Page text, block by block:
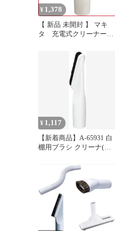
¥ 1,378
【 新品 未開封 】 マキ
タ 充電式クリーナー用
37471 未使用 送料無料
¥ 1,117
【新着商品】A-65931 白
棚用ブラシ クリーナ(掃